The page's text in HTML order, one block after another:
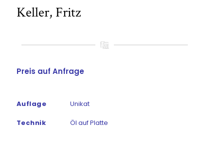
Keller, Fritz
Preis auf Anfrage
Auflage Unikat
Technik Öl auf Platte